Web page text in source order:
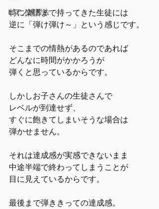
ピアノ練習法
特に楽譜まで持ってきた生徒には
逆に「弾け弾け～」という感じです。
そこまでの情熱があるのであれば
どんなに時間がかかろうが
弾くと思っているからです。
しかしお子さんの生徒さんで
レベルが到達せず、
すぐに飽きてしまいそうな場合は
弾かせません。
それは達成感が実感できないまま
中途半端で終わってしまうことが
目に見えているからです。
最後まで弾ききっての達成感。